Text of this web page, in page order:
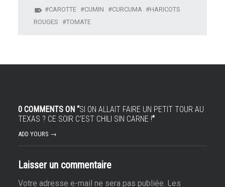
CAROTTE
CUMIN CURCUMA
HARICOTS
ROUGES
TOMATE
0 COMMENTS ON “SI ON ALLAIT FAIRE UN PETIT TOUR AU
TEXAS ? CE SOIR C’EST CHILI SIN CARNE !”
ADD YOURS →
Laisser un commentaire
Votre adresse e-mail ne sera pas publiée. Les